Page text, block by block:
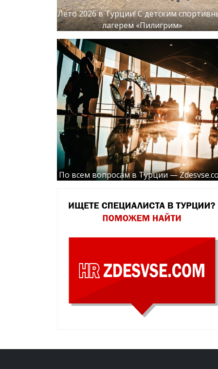
Лето 2026 в Турции! С детским
лагерем «Пилигрим»
По всем вопросам в Турции —